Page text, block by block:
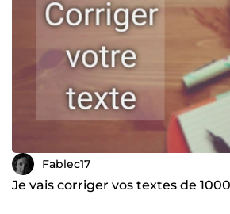
Fablec17
Je vais corriger vos textes de